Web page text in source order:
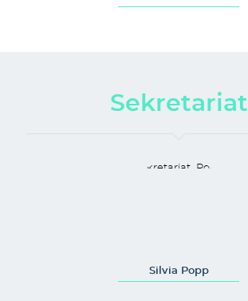
Sekretariat
Silvia Popp